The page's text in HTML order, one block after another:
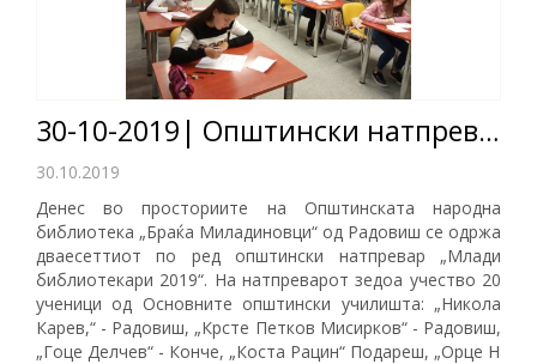
30-10-2019| Општински натпревар Млади библиотекари 2019
30.10.2019
Денес во просториите на Општинската народна
библиотека „Браќа Миладиновци“ од Радовиш се одржа
дваесеттиот по ред општински натпревар „Млади
библиотекари 2019“. На натпреварот зедоа учество 20
ученици од Основните општински училишта: „Никола
Карев,“ - Радовиш, „Крсте Петков Мисирков“ - Радовиш,
„Гоце Делчев“ - Конче, „Коста Рацин“ Подареш, „Орце Н